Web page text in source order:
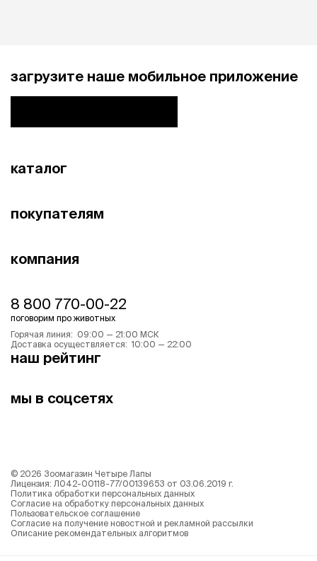
загрузите наше мобильное приложение
каталог
покупателям
компания
8 800 770-00-22
поговорим про животных
Горячая линия: 09:00 — 21:00 МСК
Доставка осуществляется: 10:00 — 22:00
наш рейтинг
мы в соцсетях
© 2026 Зоомагазин Четыре Лапы
Лицензия: Л042-00118-77/00139653 от 03.06.2019 г.
Политика обработки персональных данных
Согласие на обработку персональных данных
Пользовательское соглашение
Согласие на получение новостной и рекламной рассылки
Описание рекомендательных алгоритмов